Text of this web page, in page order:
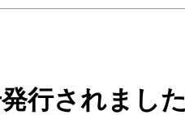
行されました